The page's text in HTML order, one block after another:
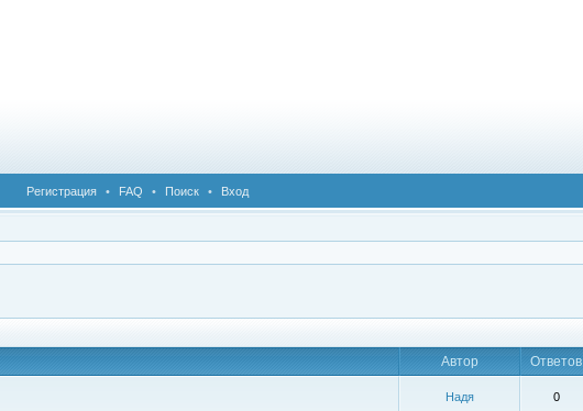
Регистрация • FAQ • Поиск • Вход
Автор Ответов
Надя 0